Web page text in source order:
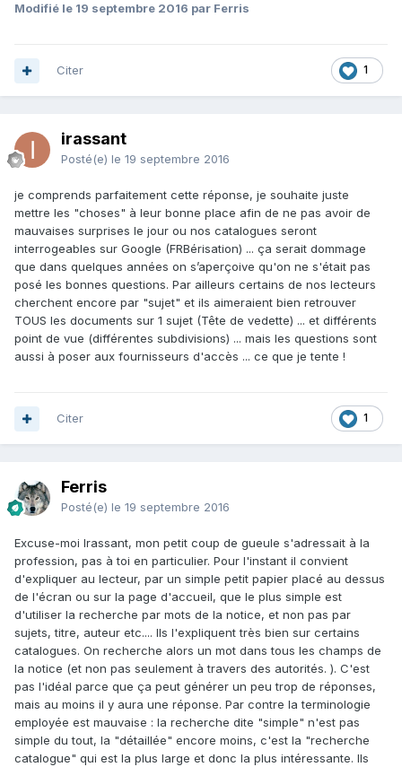
Modifié le 19 septembre 2016 par Ferris
1
Citer
irassant
Posté(e) le 19 septembre 2016
je comprends parfaitement cette réponse, je souhaite juste
mettre les "choses" à leur bonne place afin de ne pas avoir de
mauvaises surprises le jour ou nos catalogues seront
interrogeables sur Google (FRBérisation) ... ça serait dommage
que dans quelques années on s’aperçoive qu'on ne s'était pas
posé les bonnes questions. Par ailleurs certains de nos lecteurs
cherchent encore par "sujet" et ils aimeraient bien retrouver
TOUS les documents sur 1 sujet (Tête de vedette) ... et différents
point de vue (différentes subdivisions) ... mais les questions sont
aussi à poser aux fournisseurs d'accès ... ce que je tente !
1
Citer
Ferris
Posté(e) le 19 septembre 2016
Excuse-moi Irassant, mon petit coup de gueule s'adressait à la
profession, pas à toi en particulier. Pour l'instant il convient
d'expliquer au lecteur, par un simple petit papier placé au dessus
de l'écran ou sur la page d'accueil, que le plus simple est
d'utiliser la recherche par mots de la notice, et non pas par
sujets, titre, auteur etc.... Ils l'expliquent très bien sur certains
catalogues. On recherche alors un mot dans tous les champs de
la notice (et non pas seulement à travers des autorités. ). C'est
pas l'idéal parce que ça peut générer un peu trop de réponses,
mais au moins il y aura une réponse. Par contre la terminologie
employée est mauvaise : la recherche dite "simple" n'est pas
simple du tout, la "détaillée" encore moins, c'est la "recherche
catalogue" qui est la plus large et donc la plus intéressante. Ils